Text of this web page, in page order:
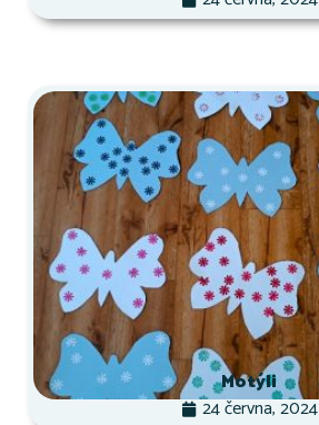
Motýli
24 června, 2024